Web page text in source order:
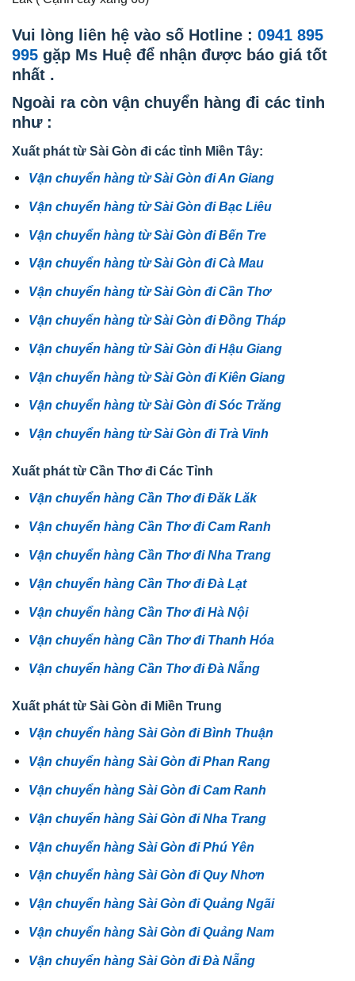
Vui lòng liên hệ vào số Hotline : 0941 895
995 gặp Ms Huệ để nhận được báo giá tốt
nhất .
Ngoài ra còn vận chuyển hàng đi các tỉnh
như :
Xuất phát từ Sài Gòn đi các tỉnh Miền Tây:
Vận chuyển hàng từ Sài Gòn đi An Giang
Vận chuyển hàng từ Sài Gòn đi Bạc Liêu
Vận chuyển hàng từ Sài Gòn đi Bến Tre
Vận chuyển hàng từ Sài Gòn đi Cà Mau
Vận chuyển hàng từ Sài Gòn đi Cần Thơ
Vận chuyển hàng từ Sài Gòn đi Đồng Tháp
Vận chuyển hàng từ Sài Gòn đi Hậu Giang
Vận chuyển hàng từ Sài Gòn đi Kiên Giang
Vận chuyển hàng từ Sài Gòn đi Sóc Trăng
Vận chuyển hàng từ Sài Gòn đi Trà Vinh
Xuất phát từ Cần Thơ đi Các Tỉnh
Vận chuyển hàng Cần Thơ đi Đăk Lăk
Vận chuyển hàng Cần Thơ đi Cam Ranh
Vận chuyển hàng Cần Thơ đi Nha Trang
Vận chuyển hàng Cần Thơ đi Đà Lạt
Vận chuyển hàng Cần Thơ đi Hà Nội
Vận chuyển hàng Cần Thơ đi Thanh Hóa
Vận chuyển hàng Cần Thơ đi Đà Nẵng
Xuất phát từ Sài Gòn đi Miền Trung
Vận chuyển hàng Sài Gòn đi Bình Thuận
Vận chuyển hàng Sài Gòn đi Phan Rang
Vận chuyển hàng Sài Gòn đi Cam Ranh
Vận chuyển hàng Sài Gòn đi Nha Trang
Vận chuyển hàng Sài Gòn đi Phú Yên
Vận chuyển hàng Sài Gòn đi Quy Nhơn
Vận chuyển hàng Sài Gòn đi Quảng Ngãi
Vận chuyển hàng Sài Gòn đi Quảng Nam
Vận chuyển hàng Sài Gòn đi Đà Nẵng